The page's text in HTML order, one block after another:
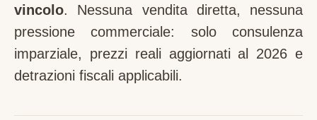
vincolo. Nessuna vendita diretta, nessuna
pressione commerciale: solo consulenza
imparziale, prezzi reali aggiornati al 2026 e
detrazioni fiscali applicabili.